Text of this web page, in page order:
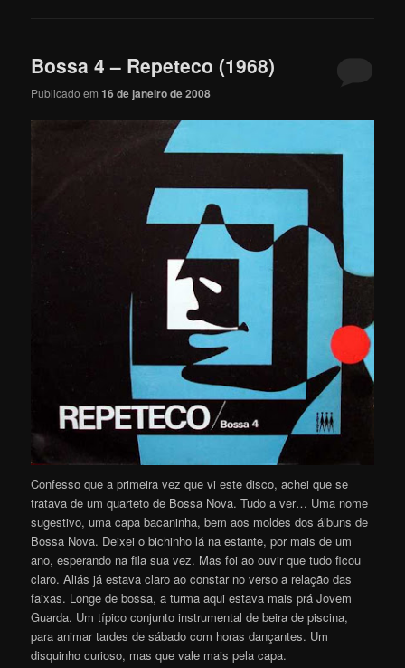
Bossa 4 – Repeteco (1968)
Publicado em16 de janeiro de 2008
Confesso que a primeira vez que vi este disco, achei que se
tratava de um quarteto de Bossa Nova. Tudo a ver… Uma nome
sugestivo, uma capa bacaninha, bem aos moldes dos álbuns de
Bossa Nova. Deixei o bichinho lá na estante, por mais de um
ano, esperando na fila sua vez. Mas foi ao ouvir que tudo ficou
claro. Aliás já estava claro ao constar no verso a relação das
faixas. Longe de bossa, a turma aqui estava mais prá Jovem
Guarda. Um típico conjunto instrumental de beira de piscina,
para animar tardes de sábado com horas dançantes. Um
disquinho curioso, mas que vale mais pela capa.